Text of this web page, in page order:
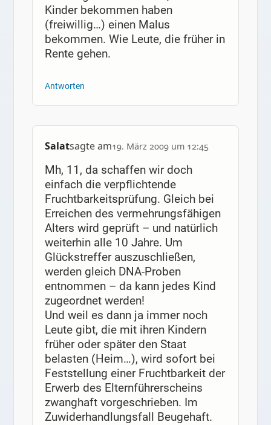
Kinder bekommen haben
(freiwillig…) einen Malus
bekommen. Wie Leute, die früher in
Rente gehen.
Antworten
Salatsagte am19. März 2009 um 12:45
Mh, 11, da schaffen wir doch
einfach die verpflichtende
Fruchtbarkeitsprüfung. Gleich bei
Erreichen des vermehrungsfähigen
Alters wird geprüft – und natürlich
weiterhin alle 10 Jahre. Um
Glückstreffer auszuschließen,
werden gleich DNA-Proben
entnommen – da kann jedes Kind
zugeordnet werden!
Und weil es dann ja immer noch
Leute gibt, die mit ihren Kindern
früher oder später den Staat
belasten (Heim…), wird sofort bei
Feststellung einer Fruchtbarkeit der
Erwerb des Elternführerscheins
zwanghaft vorgeschrieben. Im
Zuwiderhandlungsfall Beugehaft.